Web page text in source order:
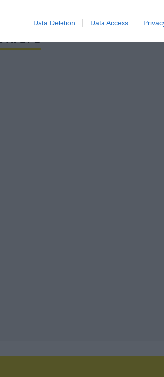
Data Deletion Data Access
defencenet.gr
ΑΡΘΡΟ